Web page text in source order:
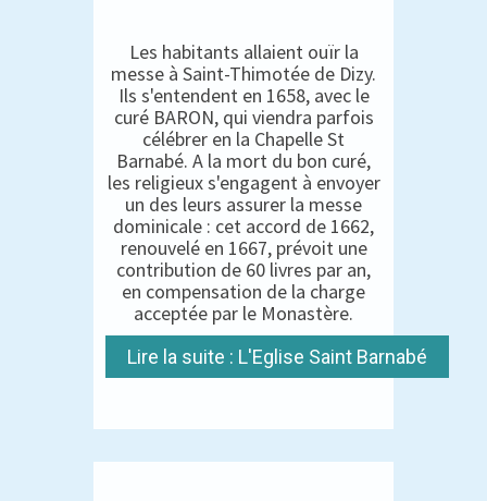
Les habitants allaient ouïr la
messe à Saint-Thimotée de Dizy.
Ils s'entendent en 1658, avec le
curé BARON, qui viendra parfois
célébrer en la Chapelle St
Barnabé. A la mort du bon curé,
les religieux s'engagent à envoyer
un des leurs assurer la messe
dominicale : cet accord de 1662,
renouvelé en 1667, prévoit une
contribution de 60 livres par an,
en compensation de la charge
acceptée par le Monastère.
Lire la suite : L'Eglise Saint Barnabé